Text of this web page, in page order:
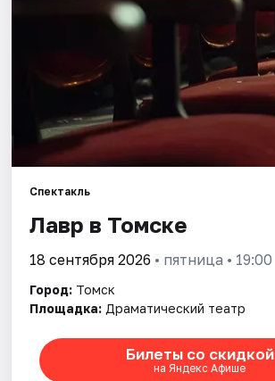
Спектакль
Лавр в Томске
18 сентября 2026 • пятница • 19:00
Город: Томск
Площадка: Драматический театр
Билеты со скидкой
на Яндекс Афише